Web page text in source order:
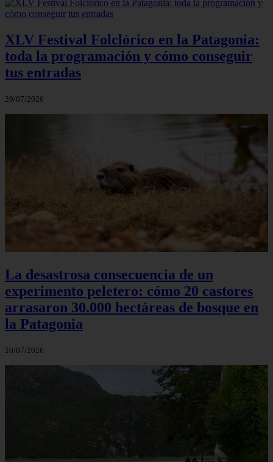
XLV Festival Folclórico en la Patagonia:
toda la programación y cómo conseguir
tus entradas
20/07/2026
La desastrosa consecuencia de un
experimento peletero: cómo 20 castores
arrasaron 30.000 hectáreas de bosque en
la Patagonia
20/07/2026